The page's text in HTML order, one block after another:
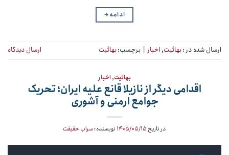
ادامه→
ارسال شده در :بهائیت,اخبار برچسب:بهائیت ارسال دیدگاه
بهائیت,اخبار
اقدامی دیگر از نازیلا قانع علیه ایران؛ تحریک
جوامع ارمنی و آشوری
در تاریخ ۱۴۰۵/۰۵/۱۵ نویسنده:سراب حقیقت